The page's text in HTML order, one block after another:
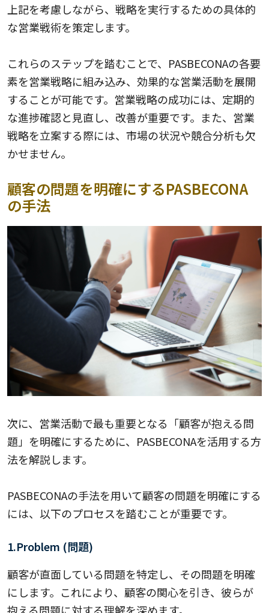
上記を考慮しながら、戦略を実行するための具体的
な営業戦術を策定します。
これらのステップを踏むことで、PASBECONAの各要
素を営業戦略に組み込み、効果的な営業活動を展開
することが可能です。営業戦略の成功には、定期的
な進捗確認と見直し、改善が重要です。また、営業
戦略を立案する際には、市場の状況や競合分析も欠
かせません。
顧客の問題を明確にするPASBECONA
の手法
次に、営業活動で最も重要となる「顧客が抱える問
題」を明確にするために、PASBECONAを活用する方
法を解説します。
PASBECONAの手法を用いて顧客の問題を明確にする
には、以下のプロセスを踏むことが重要です。
1.Problem (問題)
顧客が直面している問題を特定し、その問題を明確
にします。これにより、顧客の関心を引き、彼らが
抱える問題に対する理解を深めます。